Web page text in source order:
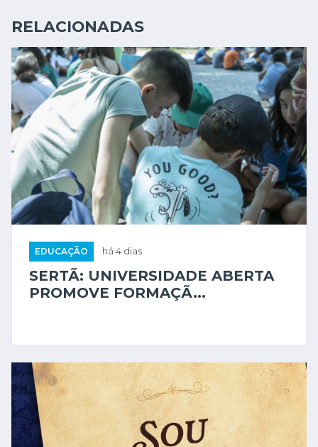
RELACIONADAS
EDUCAÇÃO há 4 dias
SERTÃ: UNIVERSIDADE ABERTA
PROMOVE FORMAÇÃ...